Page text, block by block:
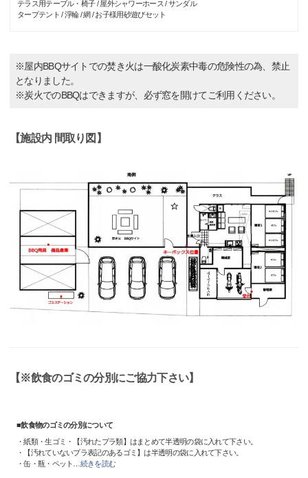
テラス用テーブル・椅子 / 屋外シャワーホース / サンダル
タープテント / 浮輪 / 網 / お子様用砂遊びセット
※屋内BBQサイトでの焚き火は一酸化炭素中毒の危険性の為、禁止
となりました。
※炭火でのBBQはできますが、必ず窓を開けてご利用ください。
【施設内 間取り図】
【※飲食のゴミの分別にご協力下さい】
■飲食物のゴミの分別について
・紙類・生ゴミ・【汚れたプラ類】はまとめて半透明の袋に入れて下さい。
・【汚れていないプラ表記のあるゴミ】は半透明の袋に入れて下さい。
・缶・瓶・ペット
続きを読む